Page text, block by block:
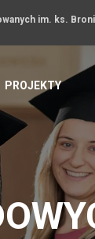
im. ks.
PROJEKTY